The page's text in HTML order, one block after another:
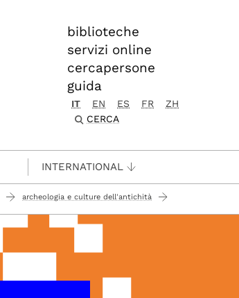
biblioteche
servizi online
cercapersone
guida
IT EN ES FR
ZH
CERCA
INTERNATIONAL
archeologia e culture dell'antichità